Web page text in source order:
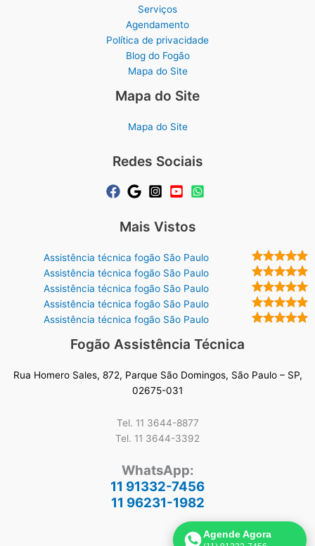
Serviços
Agendamento
Política de privacidade
Blog do Fogão
Mapa do Site
Mapa do Site
Mapa do Site
Redes Sociais
Mais Vistos
Assistência técnica fogão São Paulo
Assistência técnica fogão São Paulo
Assistência técnica fogão São Paulo
Assistência técnica fogão São Paulo
Assistência técnica fogão São Paulo
Fogão Assistência Técnica
Rua Homero Sales, 872, Parque São Domingos, São Paulo – SP,
02675-031
Tel. 11 3644-8877
Tel. 11 3644-3392
WhatsApp:
11 91332-7456
11 96231-1982
Agende Agora